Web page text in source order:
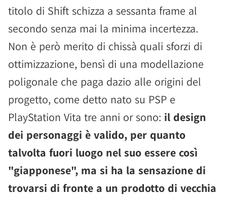
titolo di Shift schizza a sessanta frame al
secondo senza mai la minima incertezza.
Non è però merito di chissà quali sforzi di
ottimizzazione, bensì di una modellazione
poligonale che paga dazio alle origini del
progetto, come detto nato su PSP e
PlayStation Vita tre anni or sono: il design
dei personaggi è valido, per quanto
talvolta fuori luogo nel suo essere così
"giapponese", ma si ha la sensazione di
trovarsi di fronte a un prodotto di vecchia